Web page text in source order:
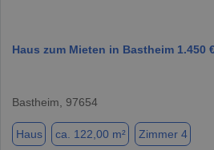
Haus zum Mieten in Bastheim 1.450
Bastheim, 97654
Haus ca. 122,00 m² Zimmer 4